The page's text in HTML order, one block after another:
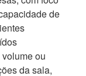
de
ou
da sala,